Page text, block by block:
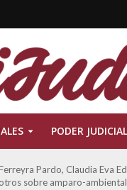
PODER JUDICIAL
contra GCBA sobre